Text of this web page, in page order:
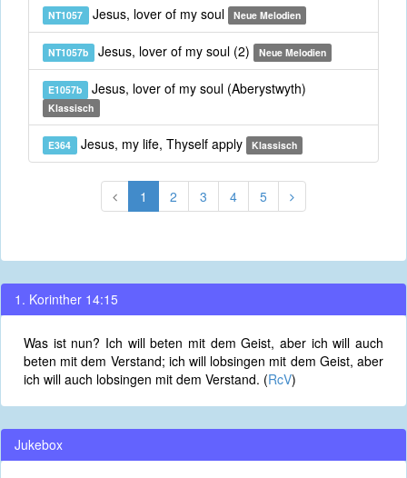
NT1057 Jesus, lover of my soul Neue Melodien
NT1057b Jesus, lover of my soul (2) Neue Melodien
E1057b Jesus, lover of my soul (Aberystwyth)
Klassisch
E364 Jesus, my life, Thyself apply Klassisch
1 2 3 4 5
1. Korinther 14:15
Was ist nun? Ich will beten mit dem Geist, aber ich will auch
beten mit dem Verstand; ich will lobsingen mit dem Geist, aber
ich will auch lobsingen mit dem Verstand. (RcV)
Jukebox